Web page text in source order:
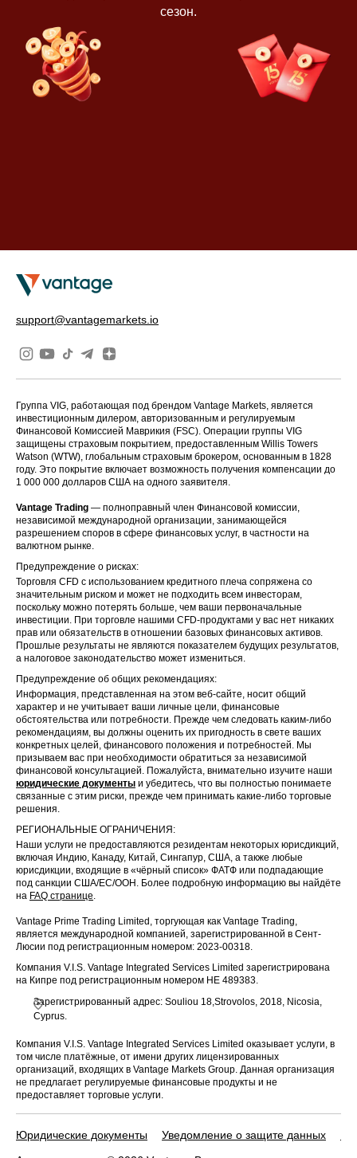
Пополните свой счет минимум на $200
Получите один счастливый билет за каждые
РЕАЛЬНЫЙ
Пополните свой счет минимум на $200
Торгуйте, чтобы заработать билеты
$200 000 долларов США условного объема
сезон.
support@vantagemarkets.io
Группа VIG, работающая под брендом Vantage Markets, является
инвестиционным дилером, авторизованным и регулируемым
Финансовой Комиссией Маврикия (FSC). Операции группы VIG
защищены страховым покрытием, предоставленным Willis Towers
Watson (WTW), глобальным страховым брокером, основанным в 1828
году. Это покрытие включает возможность получения компенсации до
1 000 000 долларов США на одного заявителя.
Vantage Trading — полноправный член Финансовой комиссии,
независимой международной организации, занимающейся
разрешением споров в сфере финансовых услуг, в частности на
валютном рынке.
Предупреждение о рисках:
Торговля CFD с использованием кредитного плеча сопряжена со
значительным риском и может не подходить всем инвесторам,
поскольку можно потерять больше, чем ваши первоначальные
инвестиции. При торговле нашими CFD-продуктами у вас нет никаких
прав или обязательств в отношении базовых финансовых активов.
Прошлые результаты не являются показателем будущих результатов,
а налоговое законодательство может измениться.
Предупреждение об общих рекомендациях:
Информация, представленная на этом веб-сайте, носит общий
характер и не учитывает ваши личные цели, финансовые
обстоятельства или потребности. Прежде чем следовать каким-либо
рекомендациям, вы должны оценить их пригодность в свете ваших
конкретных целей, финансового положения и потребностей. Мы
призываем вас при необходимости обратиться за независимой
финансовой консультацией. Пожалуйста, внимательно изучите наши
юридические документы и убедитесь, что вы полностью понимаете
связанные с этим риски, прежде чем принимать какие-либо торговые
решения.
РЕГИОНАЛЬНЫЕ ОГРАНИЧЕНИЯ:
Наши услуги не предоставляются резидентам некоторых юрисдикций,
включая Индию, Канаду, Китай, Сингапур, США, а также любые
юрисдикции, входящие в «чёрный список» ФАТФ или подпадающие
под санкции США/ЕС/ООН. Более подробную информацию вы найдёте
на FAQ странице.
Vantage Prime Trading Limited, торгующая как Vantage Trading,
является международной компанией, зарегистрированной в Сент-
Люсии под регистрационным номером: 2023-00318.
Компания V.I.S. Vantage Integrated Services Limited зарегистрирована
на Кипре под регистрационным номером HE 489383.
Зарегистрированный адрес: Souliou 18,Strovolos, 2018, Nicosia,
Cyprus.
Компания V.I.S. Vantage Integrated Services Limited оказывает услуги, в
том числе платёжные, от имени других лицензированных
организаций, входящих в Vantage Markets Group. Данная организация
не предлагает регулируемые финансовые продукты и не
предоставляет торговые услуги.
Юридические документы Уведомление о защите данных